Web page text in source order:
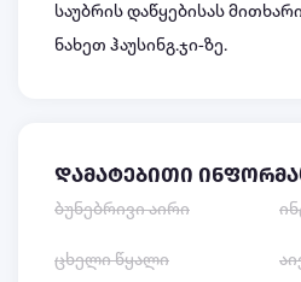
საუბრის დაწყებისას
ნახეთ ჰაუსინგ.ჯი-ზე.
დამატებითი
ბუნებრივი აირი
ცხელი წყალი